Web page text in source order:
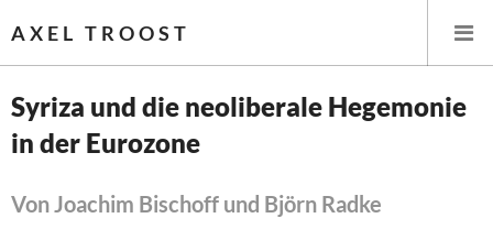
AXEL TROOST
Startseite
Themen
Syriza und die neoliberale Hegemonie
in der Eurozone
Von Joachim Bischoff und Björn Radke